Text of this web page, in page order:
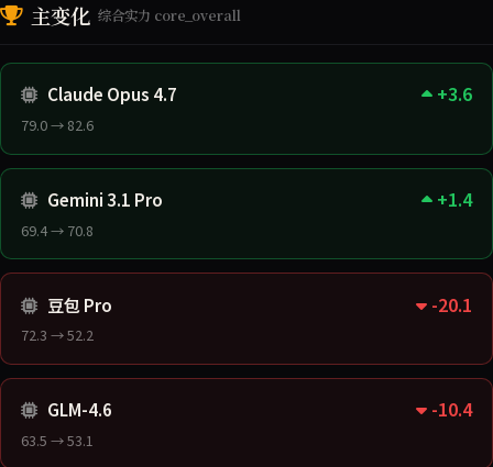
主变化 综合实力 core_overall
Claude Opus 4.7 +3.6
79.0 → 82.6
Gemini 3.1 Pro +1.4
69.4 → 70.8
豆包 Pro -20.1
72.3 → 52.2
GLM-4.6 -10.4
63.5 → 53.1